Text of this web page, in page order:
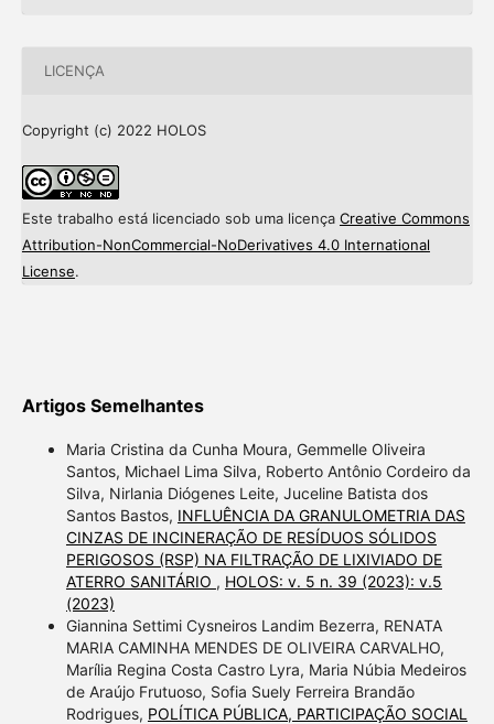
LICENÇA
Copyright (c) 2022 HOLOS
Este trabalho está licenciado sob uma licença Creative Commons
Attribution-NonCommercial-NoDerivatives 4.0 International
License.
Artigos Semelhantes
Maria Cristina da Cunha Moura, Gemmelle Oliveira
Santos, Michael Lima Silva, Roberto Antônio Cordeiro da
Silva, Nirlania Diógenes Leite, Juceline Batista dos
Santos Bastos, INFLUÊNCIA DA GRANULOMETRIA DAS
CINZAS DE INCINERAÇÃO DE RESÍDUOS SÓLIDOS
PERIGOSOS (RSP) NA FILTRAÇÃO DE LIXIVIADO DE
ATERRO SANITÁRIO , HOLOS: v. 5 n. 39 (2023): v.5
(2023)
Giannina Settimi Cysneiros Landim Bezerra, RENATA
MARIA CAMINHA MENDES DE OLIVEIRA CARVALHO,
Marília Regina Costa Castro Lyra, Maria Núbia Medeiros
de Araújo Frutuoso, Sofia Suely Ferreira Brandão
Rodrigues, POLÍTICA PÚBLICA, PARTICIPAÇÃO SOCIAL